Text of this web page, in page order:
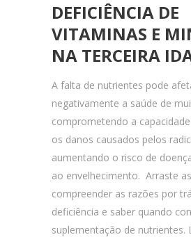
DEFICIÊNCIA DE
VITAMINAS E
NA TERCEIRA
A falta de nutrientes pode
negativamente a saúde de
comprometendo a
os danos causados pelos
aumentando o risco de
ao envelhecimento. Arraste
compreender as razões por
deficiência e saber quando
suplementação de nutrientes.